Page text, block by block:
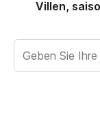
Parkplätze,
reibungslos, privat
luxuriöse
Villen,
E-
Mail